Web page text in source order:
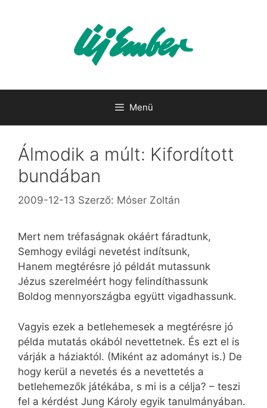
Menü
Álmodik a múlt: Kifordított
bundában
2009-12-13 Szerző: Móser Zoltán
Mert nem tréfaságnak okáért fáradtunk,
Semhogy evilági nevetést indítsunk,
Hanem megtérésre jó példát mutassunk
Jézus szerelméért hogy felindíthassunk
Boldog mennyországba együtt vigadhassunk.
Vagyis ezek a betlehemesek a megtérésre jó
példa mutatás okából nevettetnek. És ezt el is
várják a háziaktól. (Miként az adományt is.) De
hogy kerül a nevetés és a nevettetés a
betlehemezők játékába, s mi is a célja? – teszi
fel a kérdést Jung Károly egyik tanulmányában.